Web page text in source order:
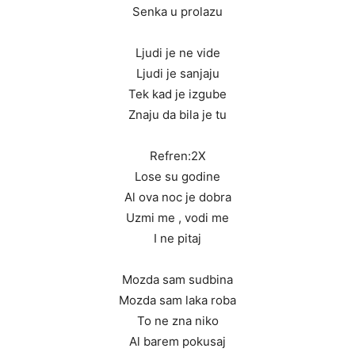
Senka u prolazu
Ljudi je ne vide
Ljudi je sanjaju
Tek kad je izgube
Znaju da bila je tu
Refren:2X
Lose su godine
Al ova noc je dobra
Uzmi me , vodi me
I ne pitaj
Mozda sam sudbina
Mozda sam laka roba
To ne zna niko
Al barem pokusaj